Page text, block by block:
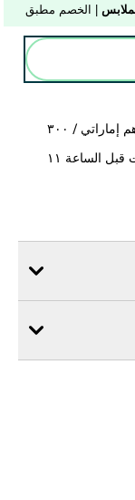
| الخصم مطبق
توصيل مجاني للطلبات التي تزيد عن ٢٥٠ درهم إماراتي / ٣٠٠
التوصيل في نفس اليوم متاح في دبي للطلبات قبل الساعة ١١